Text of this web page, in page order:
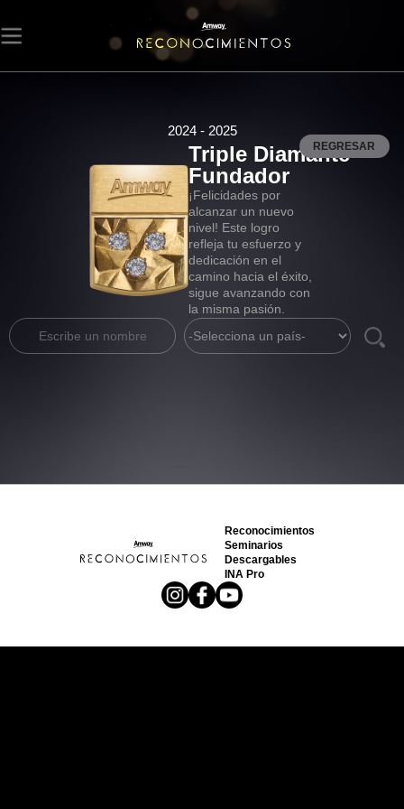
REGRESAR
2024 - 2025
Triple Diamante
Fundador
¡Felicidades por
alcanzar un nuevo
nivel! Este logro
refleja tu esfuerzo y
dedicación en el
camino hacia el éxito,
sigue avanzando con
la misma pasión.
Reconocimientos
Seminarios
Descargables
INA Pro